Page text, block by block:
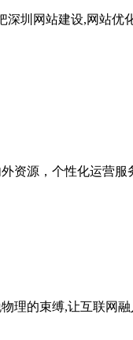
深圳网站建设,网站优
资源，个性化运营服
理的束缚,让互联网